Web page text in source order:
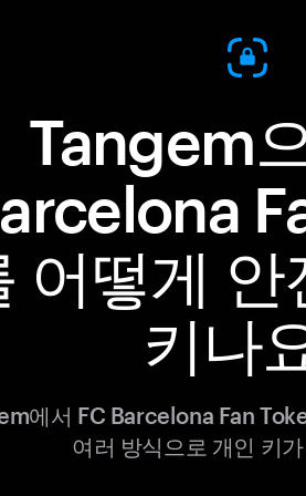
Tangem
어떻게 안
키나
에서 FC Barcelona Fan
여러 방식으로 개인 키